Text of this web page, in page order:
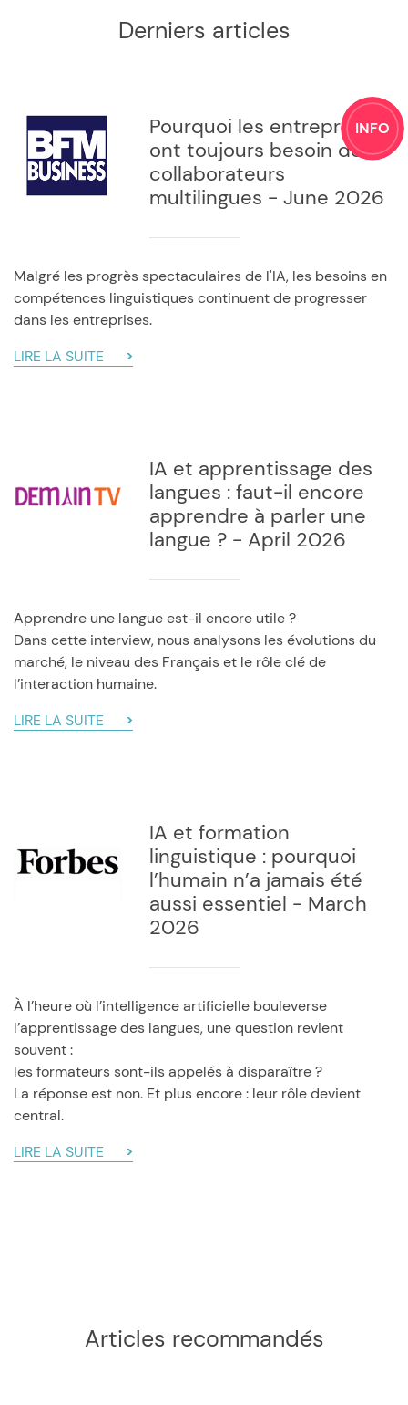
Derniers articles
Pourquoi les entreprises
ont toujours besoin de
collaborateurs
multilingues - June 2026
Malgré les progrès spectaculaires de l'IA, les besoins en
compétences linguistiques continuent de progresser
dans les entreprises.
LIRE LA SUITE
IA et apprentissage des
langues : faut-il encore
apprendre à parler une
langue ? - April 2026
Apprendre une langue est-il encore utile ?
Dans cette interview, nous analysons les évolutions du
marché, le niveau des Français et le rôle clé de
l’interaction humaine.
LIRE LA SUITE
IA et formation
linguistique : pourquoi
l’humain n’a jamais été
aussi essentiel - March
2026
À l’heure où l’intelligence artificielle bouleverse
l’apprentissage des langues, une question revient
souvent :
les formateurs sont-ils appelés à disparaître ?
La réponse est non. Et plus encore : leur rôle devient
central.
LIRE LA SUITE
Articles recommandés
INFO